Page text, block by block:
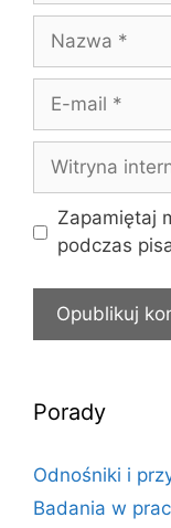
Nazwa
Witryna
internetowa
Zapamiętaj
podczas
Porady
Odnośniki i
Badania w